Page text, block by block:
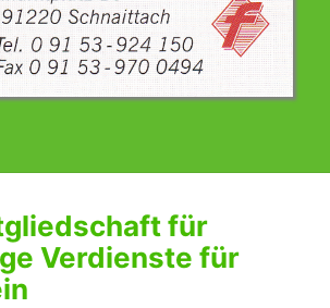
für
Verdienste für